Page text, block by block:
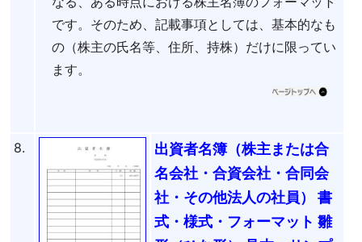
です。そのため、記載事項としては、基本的なも
の（株主の氏名等、住所、持株）だけに限ってい
ます。
8.
出資者名簿（株主または合
名会社・合資会社・合同会
社・その他法人の社員） 書
式・様式・フォーマット 雛